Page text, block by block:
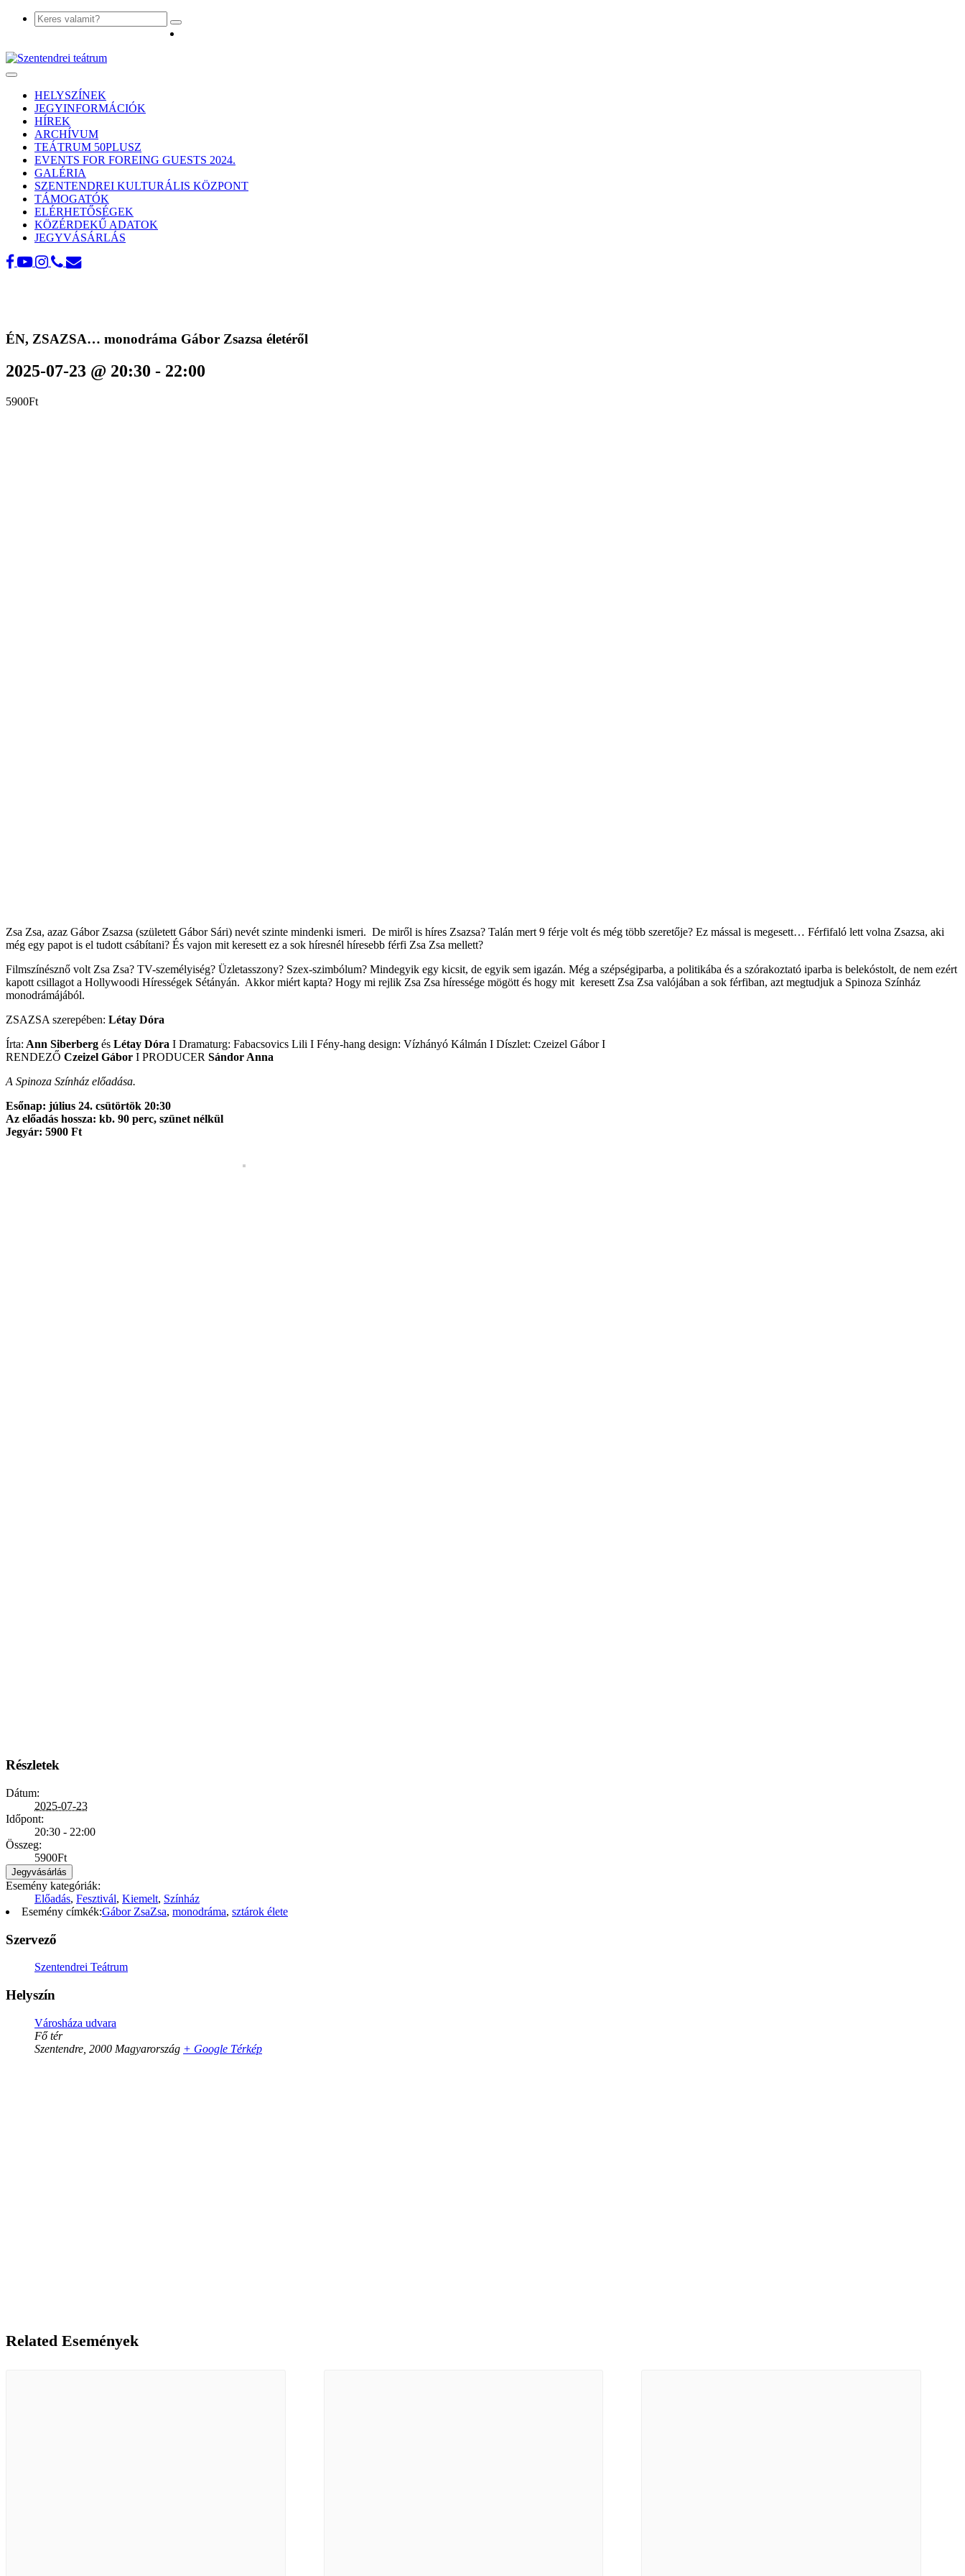
Toggle
navigationHELYSZÍNEK
JEGYINFORMÁCIÓK
HÍREK
ARCHÍVUM
TEÁTRUM 50PLUSZ
EVENTS FOR FOREING GUESTS 2024.
GALÉRIA
SZENTENDREI KULTURÁLIS KÖZPONT
TÁMOGATÓK
ELÉRHETŐSÉGEK
KÖZÉRDEKŰ ADATOK
JEGYVÁSÁRLÁS
ÉN, ZSAZSA… monodráma Gábor Zsazsa életéről
2025-07-23 @ 20:30 - 22:00
5900Ft
Zsa Zsa, azaz Gábor Zsazsa (született Gábor Sári) nevét szinte mindenki ismeri. De miről is híres Zsazsa? Talán mert 9 férje volt és még több szeretője? Ez mással is megesett… Férfifaló lett volna Zsazsa, aki
még egy papot is el tudott csábítani? És vajon mit keresett ez a sok híresnél híresebb férfi Zsa Zsa mellett?
Filmszínésznő volt Zsa Zsa? TV-személyiség? Üzletasszony? Szex-szimbólum? Mindegyik egy kicsit, de egyik sem igazán. Még a szépségiparba, a politikába és a szórakoztató iparba is belekóstolt, de nem ezért
kapott csillagot a Hollywoodi Hírességek Sétányán. Akkor miért kapta? Hogy mi rejlik Zsa Zsa híressége mögött és hogy mit keresett Zsa Zsa valójában a sok férfiban, azt megtudjuk a Spinoza Színház
monodrámájából.
ZSAZSA szerepében: Létay Dóra
Írta: Ann Siberberg és Létay Dóra I Dramaturg: Fabacsovics Lili I Fény-hang design: Vízhányó Kálmán I Díszlet: Czeizel Gábor I
RENDEZŐ Czeizel Gábor I PRODUCER Sándor Anna
A Spinoza Színház előadása.
Esőnap: július 24. csütörtök 20:30
Az előadás hossza: kb. 90 perc, szünet nélkül
Jegyár: 5900 Ft
Részletek
Dátum:
2025-07-23
Időpont:
20:30 - 22:00
Összeg:
5900Ft
Jegyvásárlás
Esemény kategóriák:
Előadás, Fesztivál, Kiemelt, Színház
Esemény címkék:Gábor ZsaZsa, monodráma, sztárok élete
Szervező
Szentendrei Teátrum
Helyszín
Városháza udvara
Fő tér
Szentendre 2000 Magyarország + Google Térkép
Related Események